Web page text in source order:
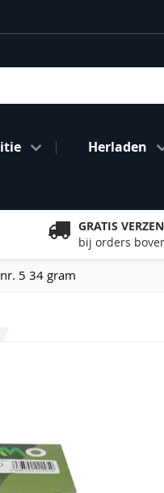
Herladen
GRATIS
bij orders
5 34 gram